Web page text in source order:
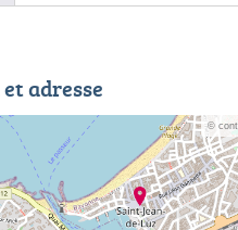
adresse
©